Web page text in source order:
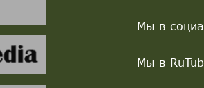
Мы в
Мы в